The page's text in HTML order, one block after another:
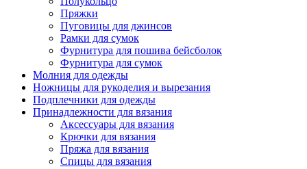
Пряжки
Пуговицы для джинсов
Рамки для сумок
Фурнитура для пошива бейсболок
Фурнитура для сумок
Молния для одежды
Ножницы для рукоделия и вырезания
Подплечники для одежды
Принадлежности для вязания
Аксессуары для вязания
Крючки для вязания
Пряжа для вязания
Спицы для вязания